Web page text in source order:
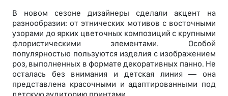
В новом сезоне дизайнеры сделали акцент на
разнообразии: от этнических мотивов с восточными
узорами до ярких цветочных композиций с крупными
флористическими элементами. Особой
популярностью пользуются изделия с изображением
роз, выполненных в формате декоративных панно. Не
осталась без внимания и детская линия — она
представлена красочными и адаптированными под